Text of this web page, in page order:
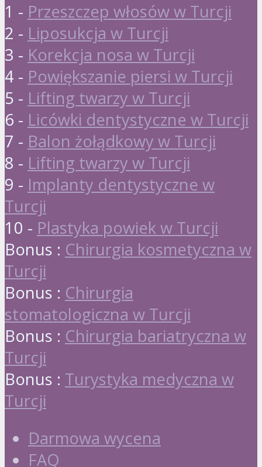
1 - Przeszczep włosów w Turcji
2 - Liposukcja w Turcji
3 - Korekcja nosa w Turcji
4 - Powiększanie piersi w Turcji
5 - Lifting twarzy w Turcji
6 - Licówki dentystyczne w Turcji
7 - Balon żołądkowy w Turcji
8 - Lifting twarzy w Turcji
9 - Implanty dentystyczne w
Turcji
10 - Plastyka powiek w Turcji
Bonus : Chirurgia kosmetyczna w
Turcji
Bonus : Chirurgia
stomatologiczna w Turcji
Bonus : Chirurgia bariatryczna w
Turcji
Bonus : Turystyka medyczna w
Turcji
Darmowa wycena
FAQ